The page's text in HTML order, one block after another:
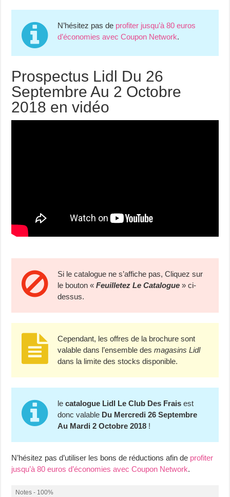
N’hésitez pas de profiter jusqu’à 80 euros
d’économies avec Coupon Network.
Prospectus Lidl Du 26
Septembre Au 2 Octobre
2018 en vidéo
Si le catalogue ne s’affiche pas, Cliquez sur
le bouton «Feuilletez Le Catalogue » ci-
dessus.
Cependant, les offres de la brochure sont
valable dans l’ensemble desmagasins Lidl
dans la limite des stocks disponible.
lecatalogue Lidl Le Club Des Frais est
donc valable Du Mercredi 26 Septembre
Au Mardi 2 Octobre 2018 !
N’hésitez pas d’utiliser les bons de réductions afin de profiter
jusqu’à 80 euros d’économies avec Coupon Network.
Notes - 100%